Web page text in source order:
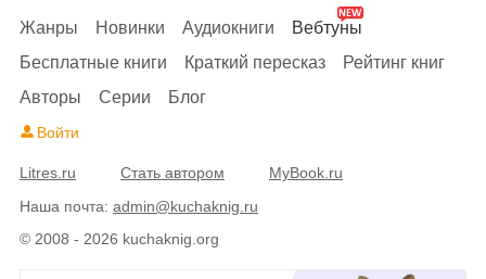
© 2008 - 2026 kuchaknig.org
Жанры Новинки Аудиокниги
Вебтуны
Бесплатные книги
Краткий пересказ
Рейтинг книг
Авторы
Серии Блог
Войти
Litres.ru Стать автором
MyBook.ru
Наша почта: admin@kuchaknig.ru